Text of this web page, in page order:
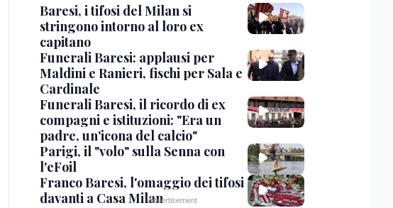
Baresi, i tifosi del Milan si
stringono intorno al loro ex
capitano
Funerali Baresi: applausi per
Maldini e Ranieri, fischi per Sala e
Cardinale
Funerali Baresi, il ricordo di ex
compagni e istituzioni: "Era un
padre, un'icona del calcio"
Parigi, il "volo" sulla Senna con
l'eFoil
Franco Baresi, l'omaggio dei tifosi
davanti a Casa Milan